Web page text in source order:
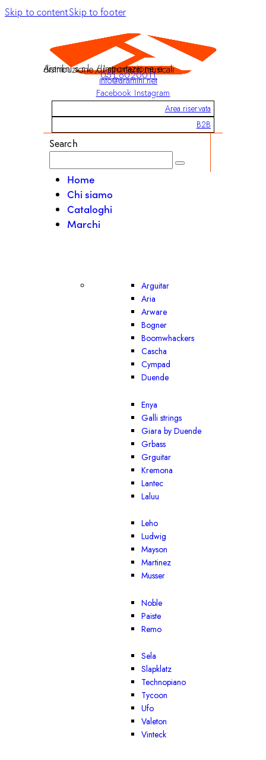
Skip to contentSkip to footer
Aramini s.r.l. / Importazione e distribuzione di strumenti musicali
051 6020011
info@aramini.net
Facebook Instagram
Area riservata
B2B
Search
Home
Chi siamo
Cataloghi
Marchi
Arguitar
Aria
Arware
Bogner
Boomwhackers
Cascha
Cympad
Duende
Enya
Galli strings
Giara by Duende
Grbass
Grguitar
Kremona
Lantec
Laluu
Leho
Ludwig
Mayson
Martinez
Musser
Noble
Paiste
Remo
Sela
Slapklatz
Technopiano
Tycoon
Ufo
Valeton
Vinteck